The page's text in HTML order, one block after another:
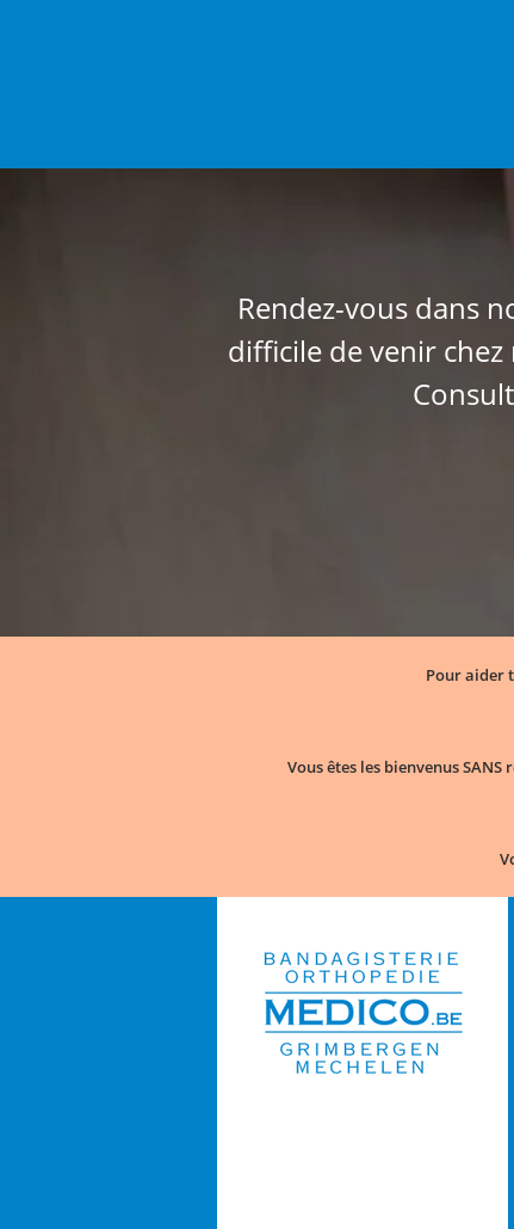
Rendez-vous dans
difficile de venir chez
Pour aider
Vous êtes les bienvenus